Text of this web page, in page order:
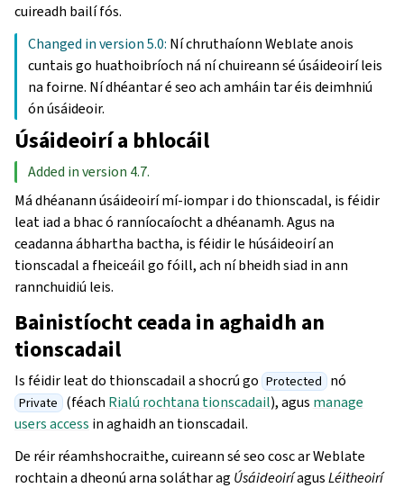
cuireadh bailí fós.
Changed in version 5.0: Ní chruthaíonn Weblate anois
cuntais go huathoibríoch ná ní chuireann sé úsáideoirí leis
na foirne. Ní dhéantar é seo ach amháin tar éis deimhniú
ón úsáideoir.
Úsáideoirí a bhlocáil
Added in version 4.7.
Má dhéanann úsáideoirí mí-iompar i do thionscadal, is féidir
leat iad a bhac ó ranníocaíocht a dhéanamh. Agus na
ceadanna ábhartha bactha, is féidir le húsáideoirí an
tionscadal a fheiceáil go fóill, ach ní bheidh siad in ann
rannchuidiú leis.
Bainistíocht ceada in aghaidh an
tionscadail
Is féidir leat do thionscadail a shocrú go Protected nó
Private (féach Rialú rochtana tionscadail), agus manage
users access in aghaidh an tionscadail.
De réir réamhshocraithe, cuireann sé seo cosc ar Weblate
rochtain a dheonú arna soláthar ag ÚsáideoiríagusLéitheoirí